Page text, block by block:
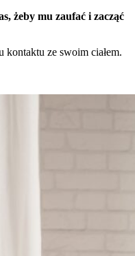
żeby mu zaufać i zacząć
ze swoim ciałem.